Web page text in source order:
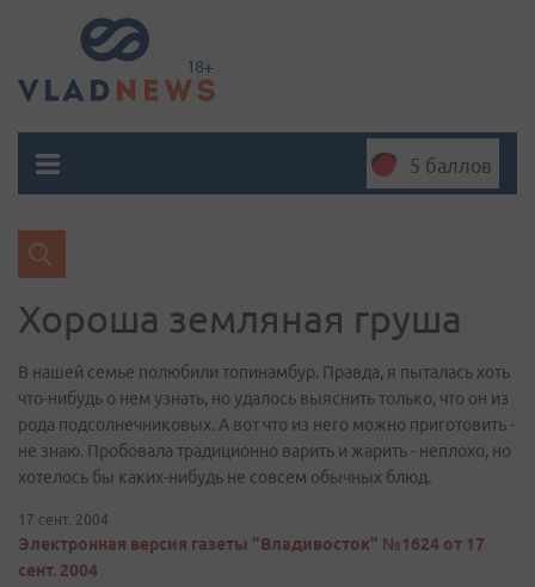
5 баллов
Хороша земляная груша
В нашей семье полюбили топинамбур. Правда, я пыталась хоть
что-нибудь о нем узнать, но удалось выяснить только, что он из
рода подсолнечниковых. А вот что из него можно приготовить -
не знаю. Пробовала традиционно варить и жарить - неплохо, но
хотелось бы каких-нибудь не совсем обычных блюд.
17 сент. 2004
Электронная версия газеты "Владивосток" №1624 от 17
сент. 2004